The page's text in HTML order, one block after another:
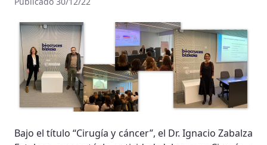
Bajo el título “Cirugía y cáncer”, el Dr. Ignacio Zabalza